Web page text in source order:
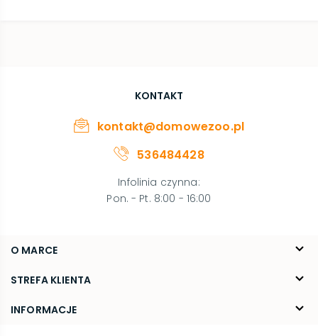
O MARCE
O nas
Blog
STREFA KLIENTA
FAQ
INFORMACJE
KONTAKT
kontakt@domowezoo.pl
536484428
Infolinia czynna:
Pon. - Pt. 8:00 - 16:00